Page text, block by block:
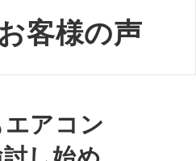
客様の声
アコン